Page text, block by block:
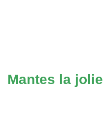
Mantes la jolie